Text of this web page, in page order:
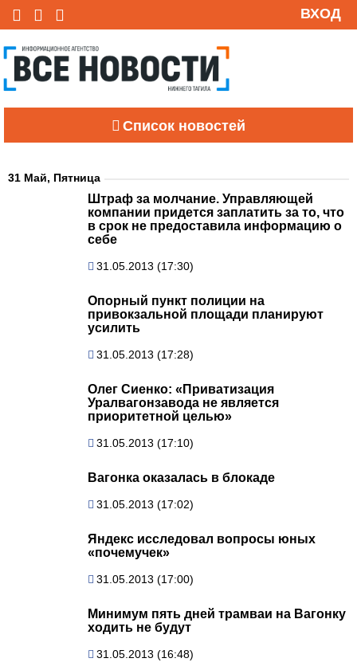
ВХОД
Список новостей
31 Май, Пятница
Штраф за молчание. Управляющей
компании придется заплатить за то, что
в срок не предоставила информацию о
себе
31.05.2013 (17:30)
Опорный пункт полиции на
привокзальной площади планируют
усилить
31.05.2013 (17:28)
Олег Сиенко: «Приватизация
Уралвагонзавода не является
приоритетной целью»
31.05.2013 (17:10)
Вагонка оказалась в блокаде
31.05.2013 (17:02)
Яндекс исследовал вопросы юных
«почемучек»
31.05.2013 (17:00)
Минимум пять дней трамваи на Вагонку
ходить не будут
31.05.2013 (16:48)